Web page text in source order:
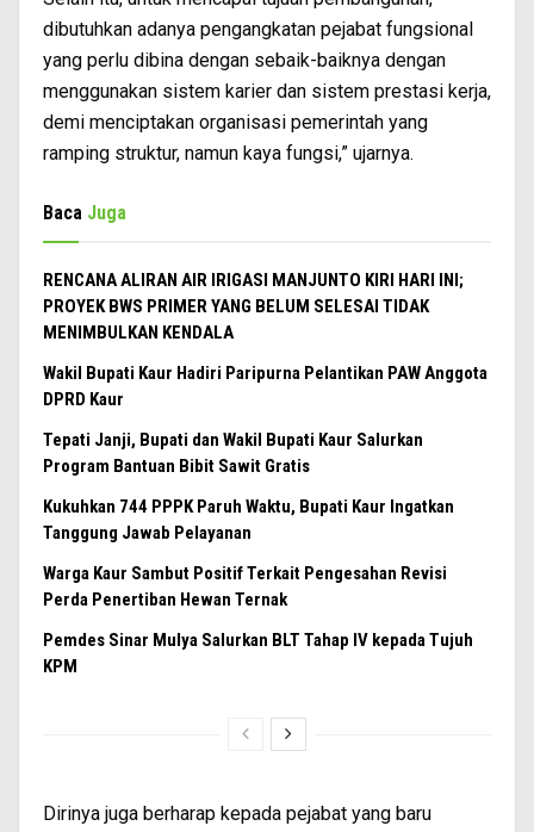
dibutuhkan adanya pengangkatan pejabat fungsional
yang perlu dibina dengan sebaik-baiknya dengan
menggunakan sistem karier dan sistem prestasi kerja,
demi menciptakan organisasi pemerintah yang
ramping struktur, namun kaya fungsi,” ujarnya.
Baca Juga
RENCANA ALIRAN AIR IRIGASI MANJUNTO KIRI HARI INI;
PROYEK BWS PRIMER YANG BELUM SELESAI TIDAK
MENIMBULKAN KENDALA
Wakil Bupati Kaur Hadiri Paripurna Pelantikan PAW Anggota
DPRD Kaur
Tepati Janji, Bupati dan Wakil Bupati Kaur Salurkan
Program Bantuan Bibit Sawit Gratis
Kukuhkan 744 PPPK Paruh Waktu, Bupati Kaur Ingatkan
Tanggung Jawab Pelayanan
Warga Kaur Sambut Positif Terkait Pengesahan Revisi
Perda Penertiban Hewan Ternak
Pemdes Sinar Mulya Salurkan BLT Tahap IV kepada Tujuh
KPM
Dirinya juga berharap kepada pejabat yang baru